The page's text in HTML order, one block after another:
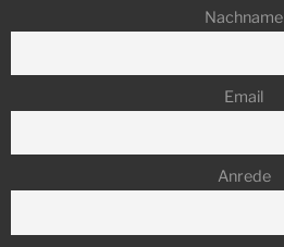
Nachname
Email
Anrede